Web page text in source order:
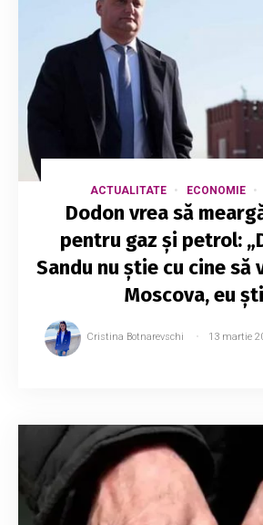
ACTUALITATE ECONOMIE
Dodon vrea să
pentru gaz și petrol:
Sandu nu știe cu cine să
Moscova, eu
Cristina Botnarevschi 13 martie